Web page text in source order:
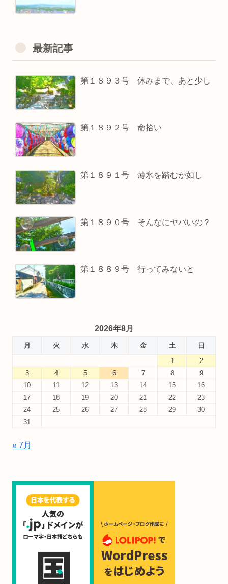
最新記事
第１８９３号 休みまで、あと少し
第１８９２号 命拾い
第１８９１号 薄氷を踏むが如し
第１８９０号 そんなにヤバいの？
第１８８９号 行ってみないと
2026年8月
月 火 水 木 金 土
日
1
2
3
4 5 6 7 8
9
10
11 12 13 14 15
16
17
18 19 20 21 22
23
24
25 26 27 28 29
30
31
« 7月